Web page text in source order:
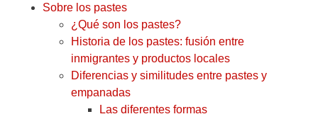
Sobre los pastes
¿Qué son los pastes?
Historia de los pastes: fusión entre
inmigrantes y productos locales
Diferencias y similitudes entre pastes y
empanadas
Las diferentes formas